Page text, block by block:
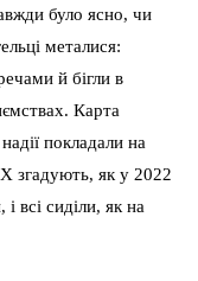
було ясно, чи
металися:
й бігли в
Карта
покладали на
згадують, як у 2022
всі сиділи, як на